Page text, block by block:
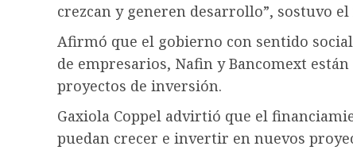
crezcan y generen desarrollo”, sostuvo
Afirmó que el gobierno con sentido social
de empresarios, Nafin y Bancomext
proyectos de inversión.
Gaxiola Coppel advirtió que el
puedan crecer e invertir en nuevos